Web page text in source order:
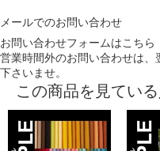
メールでのお問い合わせ
お問い合わせフォームはこちら
営業時間外のお問い合わせは
下さいませ。
この商品を見てい